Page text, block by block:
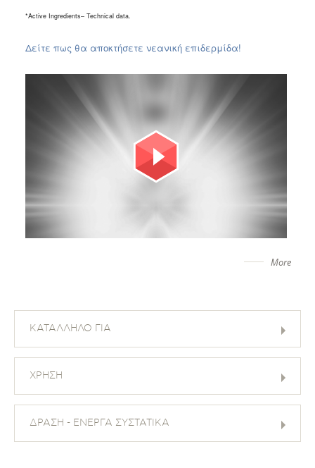
*Active Ingredients– Technical data.
Δείτε πως θα αποκτήσετε νεανική επιδερμίδα!
More
ΚΑΤΑΛΛΗΛΟ ΓΙΑ
ΧΡΗΣΗ
ΔΡΑΣΗ - ΕΝΕΡΓΑ ΣΥΣΤΑΤΙΚΑ